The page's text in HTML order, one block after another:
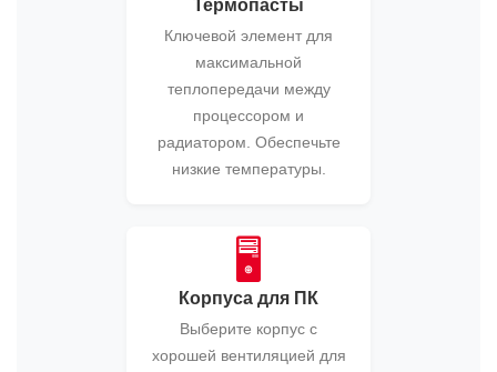
Термопасты
Ключевой элемент для
максимальной
теплопередачи между
процессором и
радиатором. Обеспечьте
низкие температуры.
🖥️
Корпуса для ПК
Выберите корпус с
хорошей вентиляцией для